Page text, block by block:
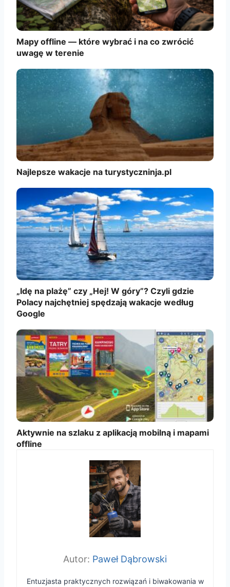
Mapy offline — które wybrać i na co zwrócić
uwagę w terenie
Najlepsze wakacje na turystyczninja.pl
„Idę na plażę” czy „Hej! W góry”? Czyli gdzie
Polacy najchętniej spędzają wakacje według
Google
Aktywnie na szlaku z aplikacją mobilną i mapami
offline
Paweł Dąbrowski
Entuzjasta praktycznych rozwiązań i biwakowania w